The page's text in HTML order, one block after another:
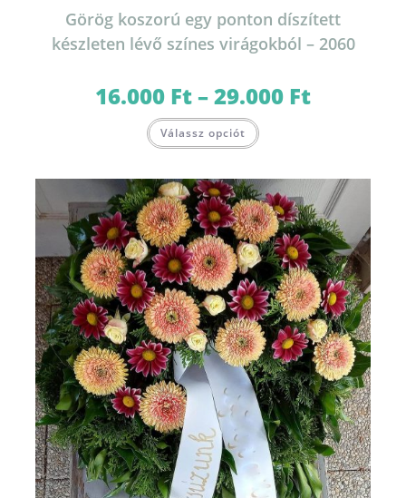
Görög koszorú egy ponton díszített
készleten lévő színes virágokból – 2060
16.000 Ft–29.000 Ft16.000 Ft
Válassz opciót a
van.
A
változatok
a
termékoldalon
választhatók
ki